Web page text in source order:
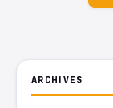
ARCHIVES